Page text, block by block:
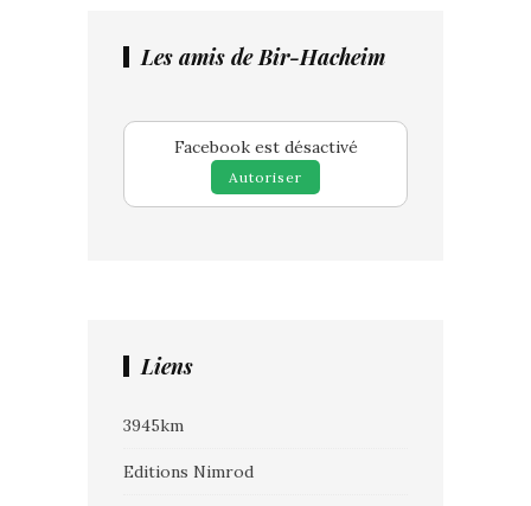
Les amis de Bir-Hacheim
Facebook est désactivé
Autoriser
Liens
3945km
Editions Nimrod